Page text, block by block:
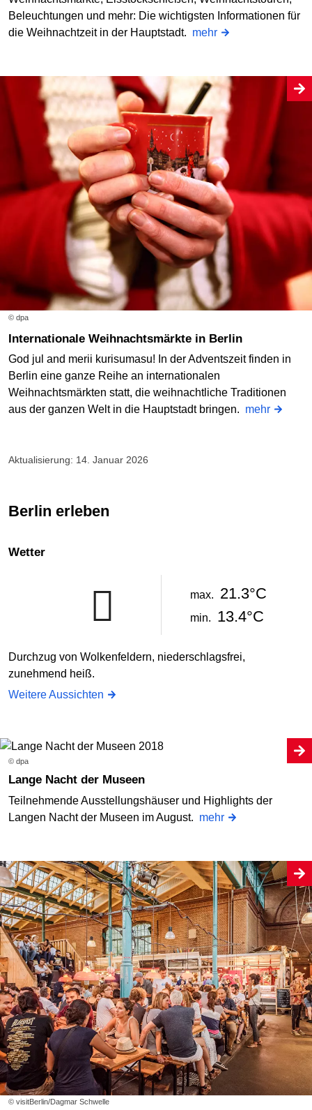
Beleuchtungen und mehr: Die wichtigsten Informationen für
die Weihnachtzeit in der Hauptstadt. mehr
© dpa
Internationale Weihnachtsmärkte in Berlin
God jul and merii kurisumasu! In der Adventszeit finden in
Berlin eine ganze Reihe an internationalen
Weihnachtsmärkten statt, die weihnachtliche Traditionen
aus der ganzen Welt in die Hauptstadt bringen. mehr
Aktualisierung: 14. Januar 2026
Berlin erleben
Wetter
max. 21.3°C
min. 13.4°C
Durchzug von Wolkenfeldern, niederschlagsfrei,
zunehmend heiß.
Weitere Aussichten
© dpa
Lange Nacht der Museen
Teilnehmende Ausstellungshäuser und Highlights der
Langen Nacht der Museen im August. mehr
© visitBerlin/Dagmar Schwelle